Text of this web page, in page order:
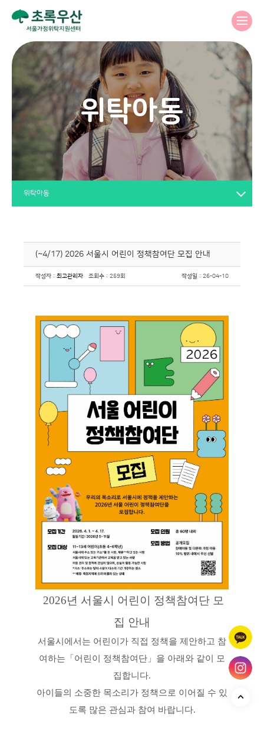
위탁아동
위탁아동
(~4/17) 2026 서울시 어린이 정책참여단 모집 안내
작성자 : 최고관리자 조회수 : 259회 작성일 : 26-04-10
2026년 서울시 어린이 정책참여단 모
집 안내
서울시에서는 어린이가 직접 정책을 제안하고 참
여하는 「어린이 정책참여단」을 아래와 같이 모
집합니다.
아이들의 소중한 목소리가 정책으로 이어질 수 있
도록 많은 관심과 참여 바랍니다.